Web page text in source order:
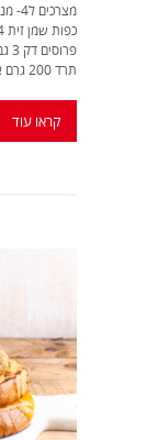
תרד 200 גרם אגוזי מלך קלופים 200 גרם פרמז׳ן מגורד...
קראו עוד